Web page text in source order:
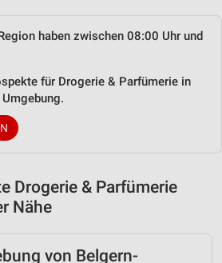
haben zwischen 08:00 Uhr und
für Drogerie & Parfümerie in
Drogerie & Parfümerie
Nähe
von Belgern-